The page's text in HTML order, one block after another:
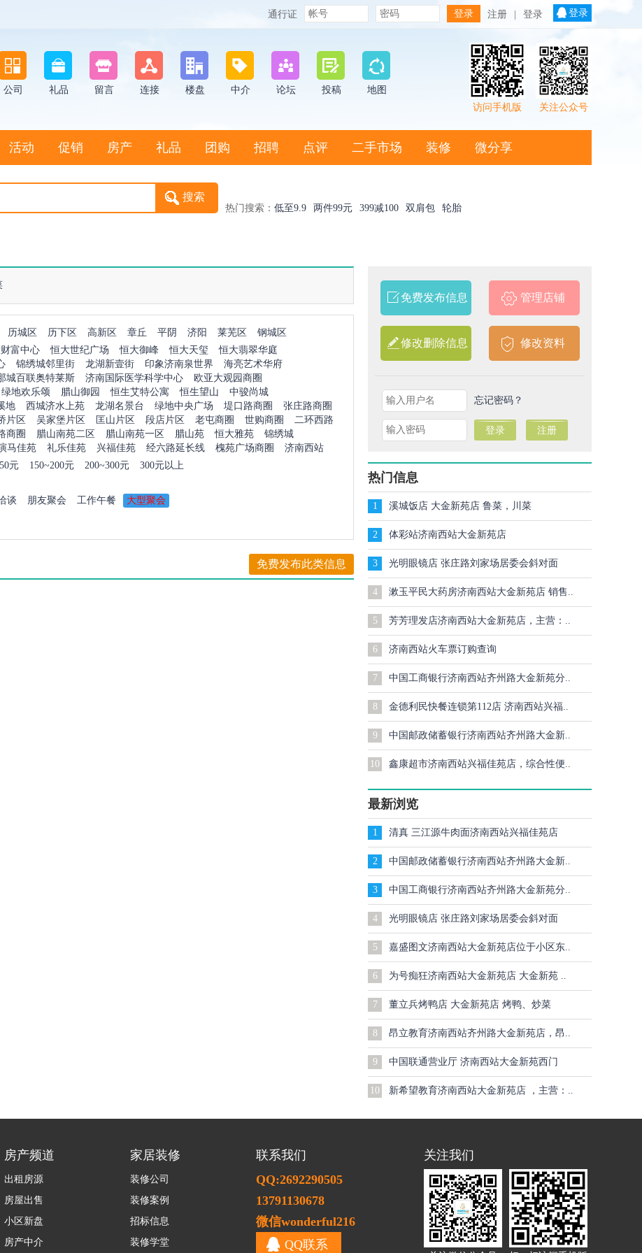
通行证 注册 登录 登录
公司 礼品 留言 连接 楼盘 中介 论坛 投稿
地图
关注公众号
访问手机版
活动 促销 房产 礼品 团购 招聘 点评 二手市场 装修 微分享
热门搜索： 低至9.9 两件99元 399减100 双肩包
轮胎
历城区 历下区 高新区 章丘 平阴 济阳 莱芜区
钢城区
富中心 恒大世纪广场 恒大御峰 恒大天玺
恒大翡翠华庭
锦绣城邻里街 龙湖新壹街 印象济南泉世界
海亮艺术华府
城百联奥特莱斯 济南国际医学科学中心
欧亚大观园商圈
绿地欢乐颂 腊山御园 恒生艾特公寓 恒生望山
中骏尚城
地 西城济水上苑 龙湖名景台 绿地中央广场 堤口路商圈
张庄路商圈
片区 吴家堡片区 匡山片区 段店片区 老屯商圈 世购商圈
二环西路
商圈 腊山南苑二区 腊山南苑一区 腊山苑 恒大雅苑
锦绣城
马佳苑 礼乐佳苑 兴福佳苑 经六路延长线 槐苑广场商圈
济南西站
元 150~200元 200~300元 300元以上
谈 朋友聚会 工作午餐
大型聚会
免费发布此类信息
免费发布信息 管理店铺
修改删除信息 修改资料
忘记密码？
热门信息
1 溪城饭店 大金新苑店 鲁菜，川菜
2 体彩站济南西站大金新苑店
3 光明眼镜店 张庄路刘家场居委会斜对面
4 漱玉平民大药房济南西站大金新苑店 销售..
5 芳芳理发店济南西站大金新苑店，主营：..
6 济南西站火车票订购查询
7 中国工商银行济南西站齐州路大金新苑分..
8 金德利民快餐连锁第112店 济南西站兴福..
9 中国邮政储蓄银行济南西站齐州路大金新..
10 鑫康超市济南西站兴福佳苑店，综合性便..
最新浏览
1 清真 三江源牛肉面济南西站兴福佳苑店
2 中国邮政储蓄银行济南西站齐州路大金新..
3 中国工商银行济南西站齐州路大金新苑分..
4 光明眼镜店 张庄路刘家场居委会斜对面
5 嘉盛图文济南西站大金新苑店位于小区东..
6 为号痴狂济南西站大金新苑店 大金新苑 ..
7 董立兵烤鸭店 大金新苑店 烤鸭、炒菜
8 昂立教育济南西站齐州路大金新苑店，昂..
9 中国联通营业厅 济南西站大金新苑西门
10 新希望教育济南西站大金新苑店 ，主营：..
房产频道
出租房源
房屋出售
小区新盘
房产中介
家居装修
装修公司
装修案例
招标信息
装修学堂
联系我们
QQ:2692290505
13791130678
微信wonderful216
QQ联系
关注我们